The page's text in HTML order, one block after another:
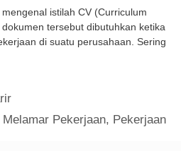
istilah CV (Curriculum
tersebut dibutuhkan ketika
di suatu perusahaan. Sering
Melamar Pekerjaan, Pekerjaan